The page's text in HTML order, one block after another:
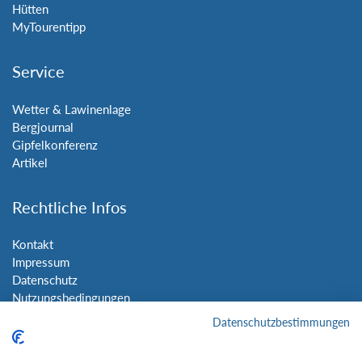
Hütten
MyTourentipp
Service
Wetter & Lawinenlage
Bergjournal
Gipfelkonferenz
Artikel
Rechtliche Infos
Kontakt
Impressum
Datenschutz
Nutzungsbedingungen
Datenschutzbestimmungen